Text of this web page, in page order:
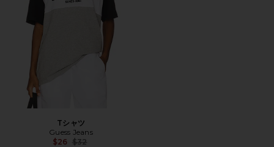
Tシャツ
Guess Jeans
$26 Previous price:
$32